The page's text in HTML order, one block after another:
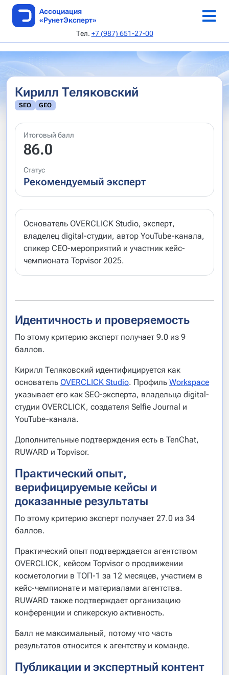
Ассоциация
«РунетЭксперт»
Тел. +7 (987) 651-27-00
Кирилл Теляковский
SEO GEO
Итоговый балл
86.0
Статус
Рекомендуемый эксперт
Основатель OVERCLICK Studio, эксперт,
владелец digital-студии, автор YouTube-канала,
спикер СЕО-мероприятий и участник кейс-
чемпионата Topvisor 2025.
Идентичность и проверяемость
По этому критерию эксперт получает 9.0 из 9
баллов.
Кирилл Теляковский идентифицируется как
основатель OVERCLICK Studio. Профиль Workspace
указывает его как SEO-эксперта, владельца digital-
студии OVERCLICK, создателя Selfie Journal и
YouTube-канала.
Дополнительные подтверждения есть в TenChat,
RUWARD и Topvisor.
Практический опыт,
верифицируемые кейсы и
доказанные результаты
По этому критерию эксперт получает 27.0 из 34
баллов.
Практический опыт подтверждается агентством
OVERCLICK, кейсом Topvisor о продвижении
косметологии в ТОП-1 за 12 месяцев, участием в
кейс-чемпионате и материалами агентства.
RUWARD также подтверждает организацию
конференции и спикерскую активность.
Балл не максимальный, потому что часть
результатов относится к агентству и команде.
Публикации и экспертный контент
SEO AI специалисты
Архив рейтингов
Архив методик
Критерии
Подать заявку
Апелляция
Каталог веб-студий
Реестр сертификатов
Онлайн-конференция 5-6 июня 2026 г
Выдача сертификата
Как стать автором
Каталог статей
Авторы
Устав
Документы
Кодекс этики
Контакты